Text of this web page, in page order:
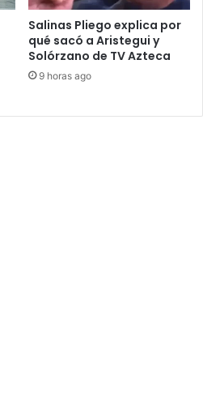
Salinas Pliego explica por
qué sacó a Aristegui y
Solórzano de TV Azteca
9 horas ago